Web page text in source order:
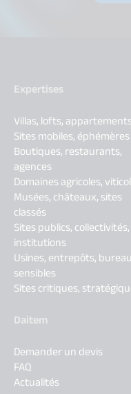
Expertises
Villas, lofts,
Sites mobiles, éphémères
Boutiques, restaurants,
agences
Domaines agricoles,
Musées, châteaux, sites
classés
Sites publics, collectivités,
institutions
Usines, entrepôts,
sensibles
Sites critiques,
Daitem
Demander un devis
FAQ
Actualités